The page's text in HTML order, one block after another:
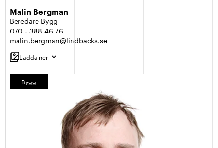
Malin Bergman
Beredare Bygg
070 - 388 46 76
malin.bergman@lindbacks.se
Ladda ner
Bygg